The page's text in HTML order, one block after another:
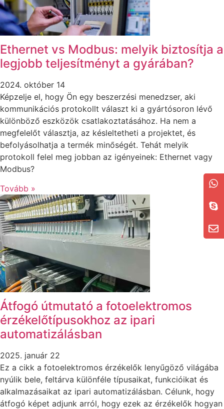
Ethernet vs Modbus: melyik biztosítja a
legjobb teljesítményt a gyárában?
2024. október 14
Képzelje el, hogy Ön egy beszerzési menedzser, aki
kommunikációs protokollt választ ki a gyártósoron lévő
különböző eszközök csatlakoztatásához. Ha nem a
megfelelőt választja, az késleltetheti a projektet, és
befolyásolhatja a termék minőségét. Tehát melyik
protokoll felel meg jobban az igényeinek: Ethernet vagy
Modbus?
Tovább »
Átfogó útmutató a fotoelektromos
érzékelőtípusokhoz az ipari
automatizálásban
2025. január 22
Ez a cikk a fotoelektromos érzékelők lenyűgöző világába
nyúlik bele, feltárva különféle típusaikat, funkcióikat és
alkalmazásaikat az ipari automatizálásban. Célunk, hogy
átfogó képet adjunk arról, hogy ezek az érzékelők hogyan